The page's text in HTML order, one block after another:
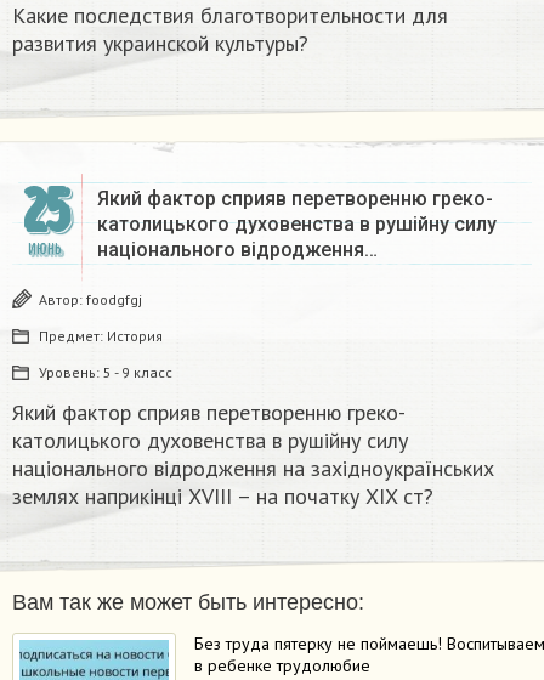
Какие последствия благотворительности для
развития украинской культуры?
25
ИЮНЬ
Який фактор сприяв перетворенню греко-
католицького духовенства в рушійну силу
національного відродження…
Автор: foodgfgj
Предмет: История
Уровень: 5 - 9 класс
Який фактор сприяв перетворенню греко-
католицького духовенства в рушійну силу
національного відродження на західноукраїнських
землях наприкінці XVIII – на початку XIX ст?
Вам так же может быть интересно:
Без труда пятерку не поймаешь!
в ребенке трудолюбие